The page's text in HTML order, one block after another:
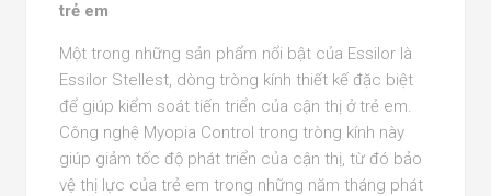
trẻ em
Một trong những sản phẩm nổi bật của Essilor là
Essilor Stellest, dòng tròng kính thiết kế đặc biệt
để giúp kiểm soát tiến triển của cận thị ở trẻ em.
Công nghệ Myopia Control trong tròng kính này
giúp giảm tốc độ phát triển của cận thị, từ đó bảo
vệ thị lực của trẻ em trong những năm tháng phát